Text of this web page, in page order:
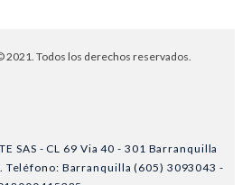
2021. Todos los derechos reservados.
SAS - CL 69 Via 40 - 301 Barranquilla
Teléfono: Barranquilla (605) 3093043 -